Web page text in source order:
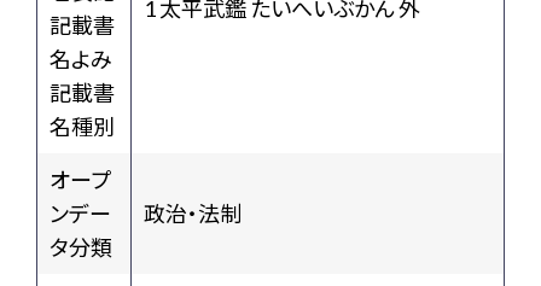
記載書
名よみ
記載書
名種別
1 太平武鑑 たいへいぶかん 外
オープ
ンデー
タ分類
政治・法制